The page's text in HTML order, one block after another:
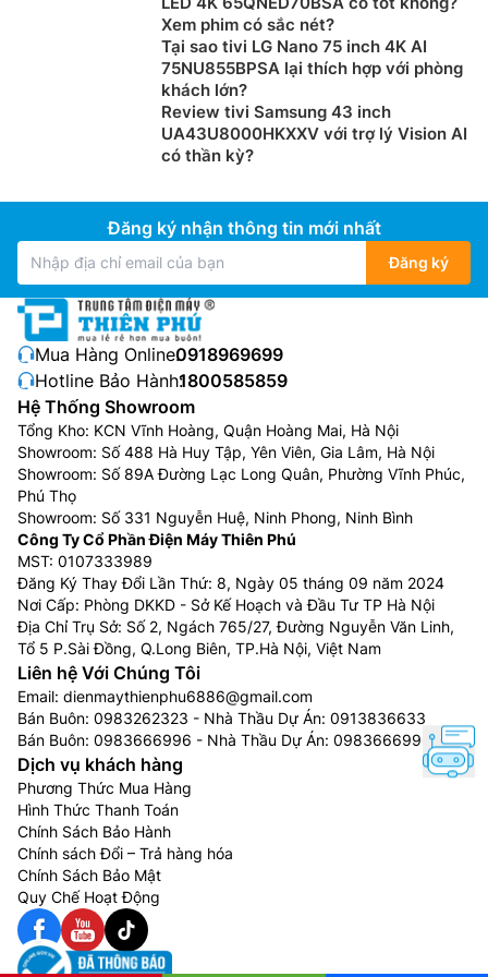
Kết nối đa dạng thuận tiện: Tivi Sony 65 inch, 4k,
không chỉ đẹp mắt mà còn hỗ trợ nhiều cổng
kết nối, giúp bạn dễ dàng kết nối với các thiết bị khác
nhau. Cổng HDMI, USB và Bluetooth cho phép bạn kết
nối đồng thời nhiều thiết bị ngoại vi như đầu phát,loa
soundbar, hoặc tai nghe không dây.
3. Các dòng tivi Sony hiện nay
Hiện nay Sony cung cấp đầy đủ các dòng tivi với độ
phân giải từ 32 inch đến 98 inch phù hợp với mọi nhu
cầu sử dụng của khách hàng.Các dòng tivi Sonyhiện
nay gồm:
Tivi Sony LCD 4K:Sử dụng màn hình LCD với ưu
điểm là giá thành rẻ, chất lượng hình ảnh tốt
Tivi Sony LED 4K:
với lớp đèn LED để phát sáng các điểm ảnh trên
tấm nền cho ra chất lượng hình ảnh chi tiết hơn
màn hình LCD
Tivi Sony Full Array LED 4K:Sử dụng công nghệ
làm mờ cục bộ (Local Dimming), sẽ tự động
bật/tắt từng vùng LED độc lập theo hình ảnh. Tivi
nhờ đó mà có khả năng hiển thị độ sáng tốt hơn,
màu đen sâu thẳm hơn và mang lại cảm giác chân
thực hơn
Tivi Sony Mini LED 4K:
công nghệ đèn nền LED tích hợp trên màn hình
LCD, nó sử dụng những chiếc đèn Mini LED siêu
nhỏ (kích thước nhỏ hơn nhiều so với đèn LED tiêu
chuẩn) chiếu ánh sáng qua những điểm ảnh không
tự phát sáng trên màn hình để hiển thị các nội
dung cho bạn thưởng thức.
Tivi Sony OLED 4K:Đây là dòng smart tivi cao
cấp nhất của Sony, được sử dụng các diode phát
sáng hữu cơ, với ưu điểm thiết kế màn hình siêu
mỏng, cùng chất lượng hình ảnh chi tiết, góc nhìn
rộng hơn, màu đen sâu hơn, độ sáng và độ tương
Xem phim có sắc nét?
Tại sao tivi LG Nano 75 inch 4K AI
75NU855BPSA lại thích hợp với phòng
khách lớn?
Review tivi Samsung 43 inch
UA43U8000HKXXV với trợ lý Vision AI
có thần kỳ?
Đăng ký nhận thông tin mới nhất
Đăng ký
Mua Hàng Online:0918969699
Hotline Bảo Hành:1800585859
Hệ Thống Showroom
Tổng Kho: KCN Vĩnh Hoàng, Quận Hoàng Mai, Hà Nội
Showroom: Số 488 Hà Huy Tập, Yên Viên, Gia Lâm, Hà Nội
Showroom: Số 89A Đường Lạc Long Quân, Phường Vĩnh Phúc,
Phú Thọ
Showroom: Số 331 Nguyễn Huệ, Ninh Phong, Ninh Bình
Công Ty Cổ Phần Điện Máy Thiên Phú
MST: 0107333989
Đăng Ký Thay Đổi Lần Thứ: 8, Ngày 05 tháng 09 năm 2024
Nơi Cấp: Phòng DKKD - Sở Kế Hoạch và Đầu Tư TP Hà Nội
Địa Chỉ Trụ Sở: Số 2, Ngách 765/27, Đường Nguyễn Văn Linh,
Tổ 5 P.Sài Đồng, Q.Long Biên, TP.Hà Nội, Việt Nam
Liên hệ Với Chúng Tôi
Email: dienmaythienphu6886@gmail.com
Bán Buôn: 0983262323 - Nhà Thầu Dự Án: 0913836633
Bán Buôn: 0983666996 - Nhà Thầu Dự Án: 0983666996
Dịch vụ khách hàng
Phương Thức Mua Hàng
Hình Thức Thanh Toán
Chính Sách Bảo Hành
Chính sách Đổi – Trả hàng hóa
Chính Sách Bảo Mật
Quy Chế Hoạt Động